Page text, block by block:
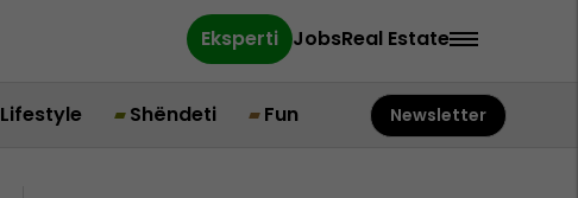
Eksperti JobsReal Estate
Lifestyle Shëndeti Fun Newsletter